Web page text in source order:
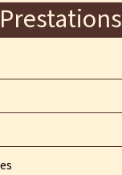
Prestations